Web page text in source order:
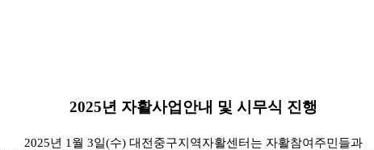
2025년 자활사업안내 및 시무식 진행
2025년 1 월 3일(수) 대전중구지역자활센터는 자활참여주민들과